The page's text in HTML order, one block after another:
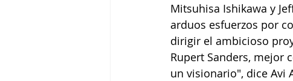
Mitsuhisa Ishikawa y
arduos esfuerzos por
dirigir el ambicioso
Rupert Sanders, mejor
un visionario", dice Avi